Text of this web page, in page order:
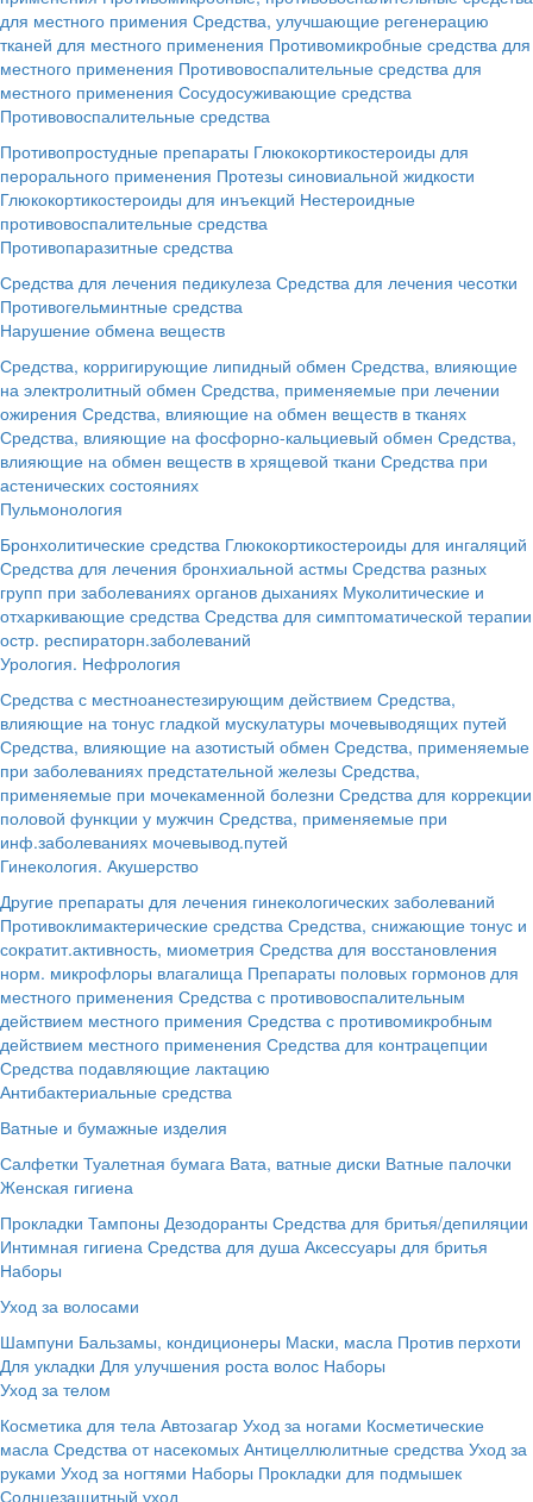
для местного примения Средства, улучшающие регенерацию
тканей для местного применения Противомикробные средства для
местного применения Противовоспалительные средства для
местного применения Сосудосуживающие средства
Противовоспалительные средства
Противопростудные препараты Глюкокортикостероиды для
перорального применения Протезы синовиальной жидкости
Глюкокортикостероиды для инъекций Нестероидные
противовоспалительные средства
Противопаразитные средства
Средства для лечения педикулеза Средства для лечения чесотки
Противогельминтные средства
Нарушение обмена веществ
Средства, корригирующие липидный обмен Средства, влияющие
на электролитный обмен Средства, применяемые при лечении
ожирения Средства, влияющие на обмен веществ в тканях
Средства, влияющие на фосфорно-кальциевый обмен Средства,
влияющие на обмен веществ в хрящевой ткани Средства при
астенических состояниях
Пульмонология
Бронхолитические средства Глюкокортикостероиды для ингаляций
Средства для лечения бронхиальной астмы Средства разных
групп при заболеваниях органов дыханиях Муколитические и
отхаркивающие средства Средства для симптоматической терапии
остр. респираторн.заболеваний
Урология. Нефрология
Средства с местноанестезирующим действием Средства,
влияющие на тонус гладкой мускулатуры мочевыводящих путей
Средства, влияющие на азотистый обмен Средства, применяемые
при заболеваниях предстательной железы Средства,
применяемые при мочекаменной болезни Средства для коррекции
половой функции у мужчин Средства, применяемые при
инф.заболеваниях мочевывод.путей
Гинекология. Акушерство
Другие препараты для лечения гинекологических заболеваний
Противоклимактерические средства Средства, снижающие тонус и
сократит.активность, миометрия Средства для восстановления
норм. микрофлоры влагалища Препараты половых гормонов для
местного применения Средства с противовоспалительным
действием местного примения Средства с противомикробным
действием местного применения Средства для контрацепции
Средства подавляющие лактацию
Антибактериальные средства
Ватные и бумажные изделия
Салфетки Туалетная бумага Вата, ватные диски Ватные палочки
Женская гигиена
Прокладки Тампоны Дезодоранты Средства для бритья/депиляции
Интимная гигиена Средства для душа Аксессуары для бритья
Наборы
Уход за волосами
Шампуни Бальзамы, кондиционеры Маски, масла Против перхоти
Для укладки Для улучшения роста волос Наборы
Уход за телом
Косметика для тела Автозагар Уход за ногами Косметические
масла Средства от насекомых Антицеллюлитные средства Уход за
руками Уход за ногтями Наборы Прокладки для подмышек
Солнцезащитный уход